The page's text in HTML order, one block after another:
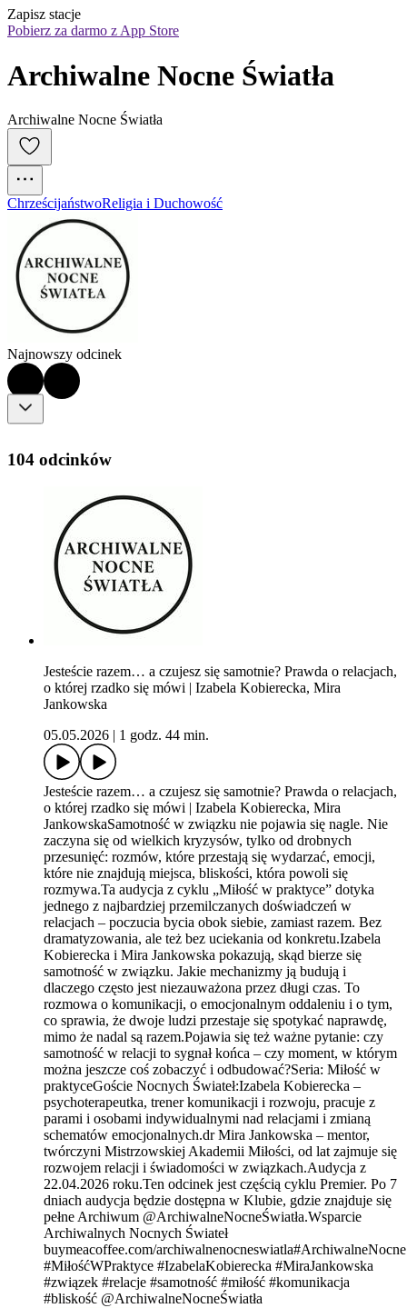
Zapisz stacje
Pobierz za darmo z App Store
Archiwalne Nocne Światła
Archiwalne Nocne Światła
ChrześcijaństwoReligia i Duchowość
Najnowszy odcinek
104 odcinków
Jesteście razem… a czujesz się samotnie? Prawda o relacjach,
o której rzadko się mówi | Izabela Kobierecka, Mira
Jankowska
05.05.2026
1 godz. 44 min.
Jesteście razem… a czujesz się samotnie? Prawda o relacjach,
o której rzadko się mówi | Izabela Kobierecka, Mira
JankowskaSamotność w związku nie pojawia się nagle. Nie
zaczyna się od wielkich kryzysów, tylko od drobnych
przesunięć: rozmów, które przestają się wydarzać, emocji,
które nie znajdują miejsca, bliskości, która powoli się
rozmywa.Ta audycja z cyklu „Miłość w praktyce” dotyka
jednego z najbardziej przemilczanych doświadczeń w
relacjach – poczucia bycia obok siebie, zamiast razem. Bez
dramatyzowania, ale też bez uciekania od konkretu.Izabela
Kobierecka i Mira Jankowska pokazują, skąd bierze się
samotność w związku. Jakie mechanizmy ją budują i
dlaczego często jest niezauważona przez długi czas. To
rozmowa o komunikacji, o emocjonalnym oddaleniu i o tym,
co sprawia, że dwoje ludzi przestaje się spotykać naprawdę,
mimo że nadal są razem.Pojawia się też ważne pytanie: czy
samotność w relacji to sygnał końca – czy moment, w którym
można jeszcze coś zobaczyć i odbudować?Seria: Miłość w
praktyceGoście Nocnych Świateł:Izabela Kobierecka –
psychoterapeutka, trener komunikacji i rozwoju, pracuje z
parami i osobami indywidualnymi nad relacjami i zmianą
schematów emocjonalnych.dr Mira Jankowska – mentor,
twórczyni Mistrzowskiej Akademii Miłości, od lat zajmuje się
rozwojem relacji i świadomości w związkach.Audycja z
22.04.2026 roku.Ten odcinek jest częścią cyklu Premier. Po 7
dniach audycja będzie dostępna w Klubie, gdzie znajduje się
pełne Archiwum @ArchiwalneNocneŚwiatła.Wsparcie
Archiwalnych Nocnych Świateł
buymeacoffee.com/
#MiłośćWPraktyce #IzabelaKobierecka #MiraJankowska
#związek #relacje #samotność #miłość #komunikacja
#bliskość @ArchiwalneNocneŚwiatła